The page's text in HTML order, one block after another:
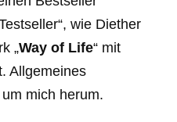
wie Diether
„Way of Life“ mit
Allgemeines
mich herum.